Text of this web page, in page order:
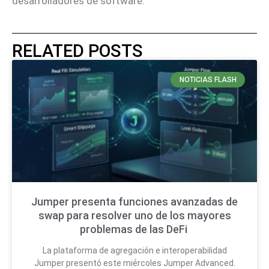
RELATED POSTS
NOTICIAS FLASH
Jumper presenta funciones avanzadas de
swap para resolver uno de los mayores
problemas de las DeFi
La plataforma de agregación e interoperabilidad
Jumper presentó este miércoles Jumper Advanced.